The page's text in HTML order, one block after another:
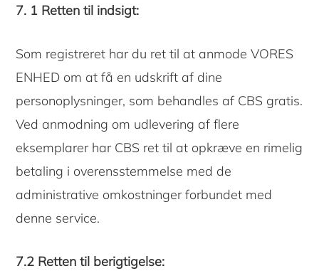
7. 1 Retten til indsigt:
Som registreret har du ret til at anmode VORES
ENHED om at få en udskrift af dine
personoplysninger, som behandles af CBS gratis.
Ved anmodning om udlevering af flere
eksemplarer har CBS ret til at opkræve en rimelig
betaling i overensstemmelse med de
administrative omkostninger forbundet med
denne service.
7.2 Retten til berigtigelse: